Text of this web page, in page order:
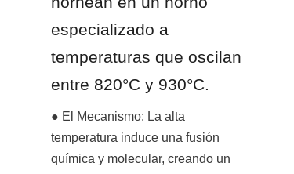
especializado a
temperaturas que oscilan
entre 820°C y 930°C.
● El Mecanismo: La alta
temperatura induce una fusión
química y molecular, creando un